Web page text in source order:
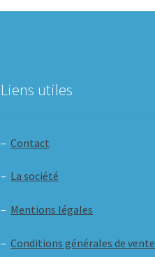
Liens utiles
–Contact
– La société
– Mentions légales
–Conditions générales de vente